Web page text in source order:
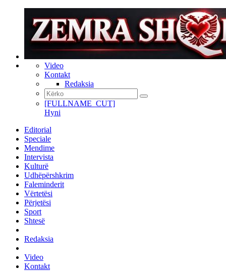
Video
Kontakt
Redaksia
[FULLNAME_CUT]
Hyni
Editorial
Speciale
Mendime
Intervista
Kulturë
Udhëpërshkrim
Faleminderit
Vërtetësi
Përjetësi
Sport
Shtesë
Redaksia
Video
Kontakt